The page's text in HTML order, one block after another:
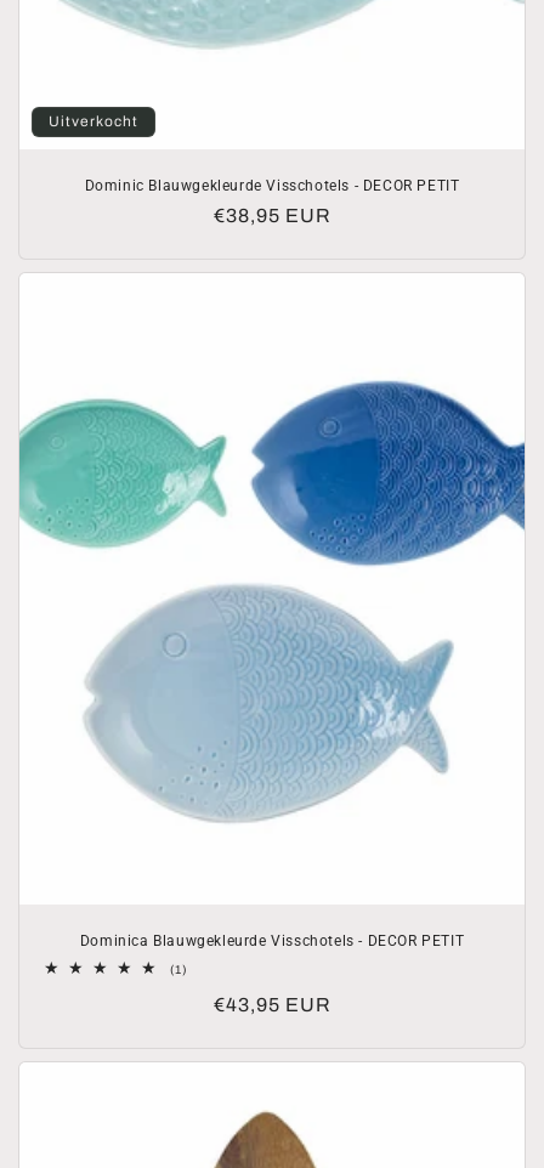
Uitverkocht
Dominic Blauwgekleurde Visschotels - DECOR PETIT
Normale
€38,95 EUR
Dominica Blauwgekleurde Visschotels - DECOR PETIT
(1)
aantalNormale
€43,95 EUR